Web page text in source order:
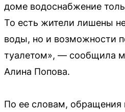
доме водоснабжение
То есть жители лишены
воды, но и возможности
туалетом», — сообщила
Алина Попова.
По ее словам,